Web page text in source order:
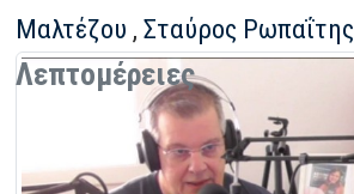
Μαλτέζου ,Σταύρος Ρωπαΐτης
Λεπτομέρειες